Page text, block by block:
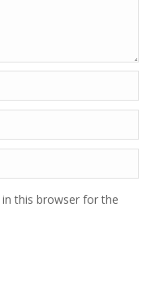
this browser for the